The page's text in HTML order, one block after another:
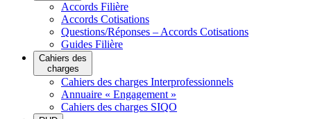
Accords Filière
Accords Cotisations
Questions/Réponses – Accords Cotisations
Guides Filière
Cahiers des
charges
Cahiers des charges Interprofessionnels
Annuaire « Engagement »
Cahiers des charges SIQO